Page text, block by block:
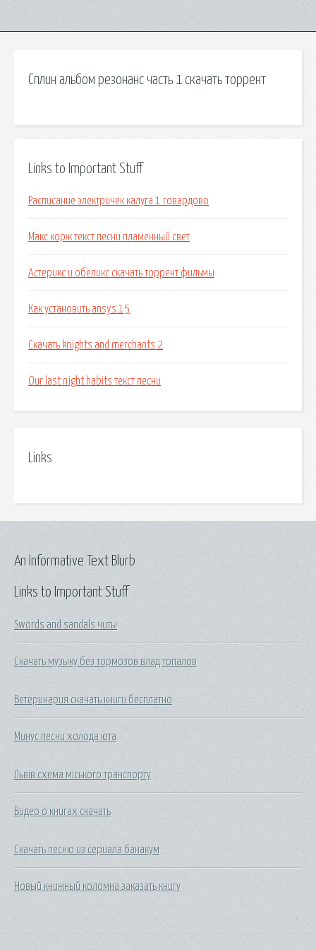
Сплин альбом резонанс часть 1 скачать торрент
Links to Important Stuff
Расписание электричек калуга 1 говардово
Макс корж текст песни пламенный свет
Астерикс и обеликс скачать торрент фильмы
Как установить ansys 15
Скачать knights and merchants 2
Our last night habits текст песни
Links
Links to Important Stuff
Swords and sandals читы
Скачать музыку без тормозов влад топалов
Ветеринария скачать книги бесплатно
Минус песни холода юта
Львів схема міського транспорту
Видео о книгах скачать
Скачать песню из сериала банакум
Новый книжный коломна заказать книгу
An Informative Text Blurb